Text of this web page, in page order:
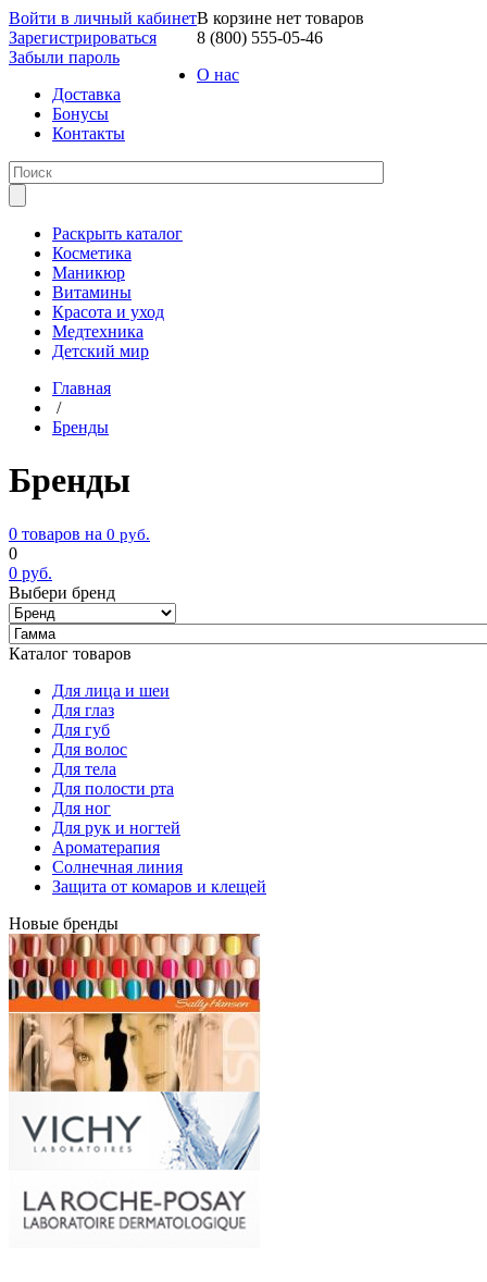
Войти в личный кабинет
Зарегистрироваться
Забыли пароль
В корзине нет товаров
8 (800) 555-05-46
О нас
Доставка
Бонусы
Контакты
Раскрыть каталог
Косметика
Маникюр
Витамины
Красота и уход
Медтехника
Детский мир
Главная
/
Бренды
Бренды
0 товаров на 0 руб.
0
0 руб.
Выбери бренд
Каталог товаров
Для лица и шеи
Для глаз
Для губ
Для волос
Для тела
Для полости рта
Для ног
Для рук и ногтей
Ароматерапия
Солнечная линия
Защита от комаров и клещей
Новые бренды